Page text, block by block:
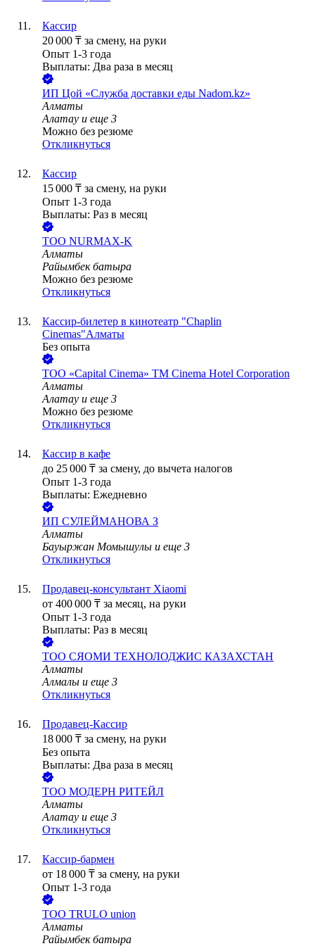
Кассир
20 000 ₸ за смену, на руки
Опыт 1-3 года
Выплаты: Два раза в месяц
ИП Цой «Служба доставки еды Nadom.kz»
Алматы
Алатау и еще 3
Можно без резюме
Откликнуться
Кассир
15 000 ₸ за смену, на руки
Опыт 1-3 года
Выплаты: Раз в месяц
ТОО NURMAX-K
Алматы
Райымбек батыра
Можно без резюме
Откликнуться
Кассир-билетер в кинотеатр "Chaplin
Cinemas"Алматы
Без опыта
ТОО «Capital Cinema» ТМ Cinema Hotel Corporation
Алматы
Алатау и еще 3
Можно без резюме
Откликнуться
Кассир в кафе
до 25 000 ₸ за смену, до вычета налогов
Опыт 1-3 года
Выплаты: Ежедневно
ИП СУЛЕЙМАНОВА З
Алматы
Бауыржан Момышулы и еще 3
Откликнуться
Продавец-консультант Xiaomi
от 400 000 ₸ за месяц, на руки
Опыт 1-3 года
Выплаты: Раз в месяц
ТОО СЯОМИ ТЕХНОЛОДЖИС КАЗАХСТАН
Алматы
Алмалы и еще 3
Откликнуться
Продавец-Кассир
18 000 ₸ за смену, на руки
Без опыта
Выплаты: Два раза в месяц
ТОО МОДЕРН РИТЕЙЛ
Алматы
Алатау и еще 3
Откликнуться
Кассир-бармен
от 18 000 ₸ за смену, на руки
Опыт 1-3 года
ТОО TRULO union
Алматы
Райымбек батыра